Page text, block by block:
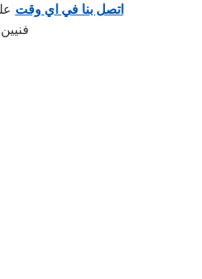
اتصل بنا في اي وقت